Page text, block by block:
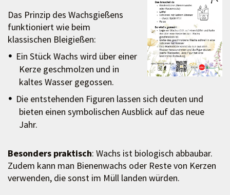
Das Prinzip des Wachsgießens
funktioniert wie beim
klassischen Bleigießen:
Ein Stück Wachs wird über einer
Kerze geschmolzen und in
kaltes Wasser gegossen.
Die entstehenden Figuren lassen sich deuten und
bieten einen symbolischen Ausblick auf das neue
Jahr.
Besonders praktisch: Wachs ist biologisch abbaubar.
Zudem kann man Bienenwachs oder Reste von Kerzen
verwenden, die sonst im Müll landen würden.